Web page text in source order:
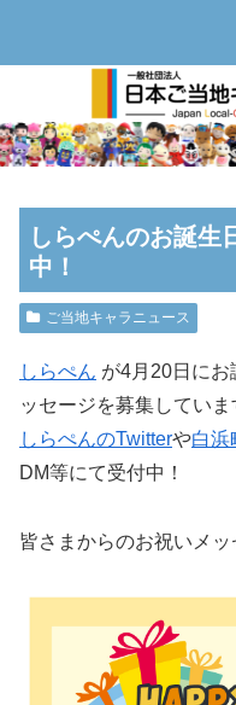
しらぺんのお誕生
中！
ご当地キャラニュース
しらぺん が4月20日にお
ッセージを募集していま
しらぺんのTwitterや白浜
DM等にて受付中！
皆さまからのお祝いメ